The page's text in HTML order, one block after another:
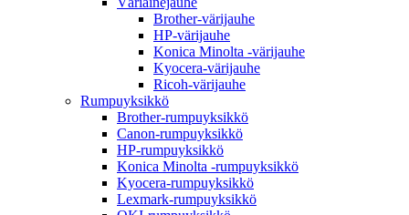
Brother-värijauhe
HP-värijauhe
Konica Minolta -värijauhe
Kyocera-värijauhe
Ricoh-värijauhe
Rumpuyksikkö
Brother-rumpuyksikkö
Canon-rumpuyksikkö
HP-rumpuyksikkö
Konica Minolta -rumpuyksikkö
Kyocera-rumpuyksikkö
Lexmark-rumpuyksikkö